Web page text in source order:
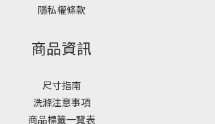
隱私權條款
商品資訊
尺寸指南
洗滌注意事項
商品標籤一覽表